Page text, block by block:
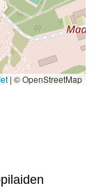
| © OpenStreetMap